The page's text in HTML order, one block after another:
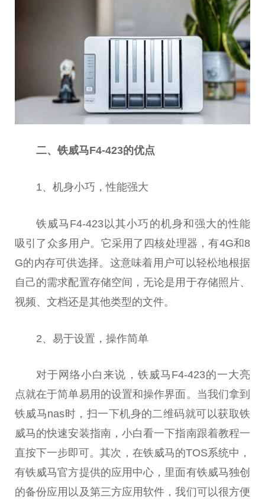
二、铁威马F4-423的优点
1、机身小巧，性能强大
铁威马F4-423以其小巧的机身和强大的性能
吸引了众多用户。它采用了四核处理器，有4G和8
G的内存可供选择。这意味着用户可以轻松地根据
自己的需求配置存储空间，无论是用于存储照片、
视频、文档还是其他类型的文件。
2、易于设置，操作简单
对于网络小白来说，铁威马F4-423的一大亮
点就在于简单易用的设置和操作界面。当我们拿到
铁威马nas时，扫一下机身的二维码就可以获取铁
威马的快速安装指南，小白看一下指南跟着教程一
直按下一步即可。其次，在铁威马的TOS系统中，
有铁威马官方提供的应用中心，里面有铁威马独创
的备份应用以及第三方应用软件，我们可以很方便